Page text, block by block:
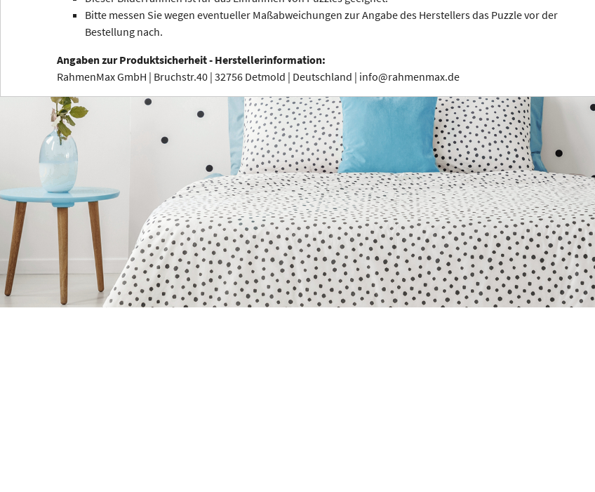
Bitte messen Sie wegen eventueller Maßabweichungen zur Angabe des Herstellers das Puzzle vor der
Bestellung nach.
Angaben zur Produktsicherheit - Herstellerinformation:
RahmenMax GmbH | Bruchstr.40 | 32756 Detmold | Deutschland | info@rahmenmax.de